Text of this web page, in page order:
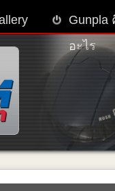
Gunpla
อะไร